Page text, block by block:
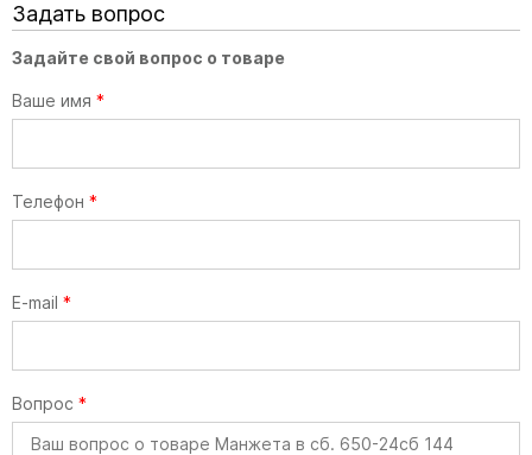
Задать вопрос
Задайте свой вопрос о товаре
Ваше имя *
Телефон *
E-mail *
Вопрос *